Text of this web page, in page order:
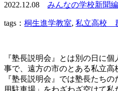
2022.12.08 みんなの学校新聞
tags： 桐生進学教室, 私立高校
『塾長説明会』とは別の日に
事で、遠方の市のとある私立高
『塾長説明会』では塾長たち